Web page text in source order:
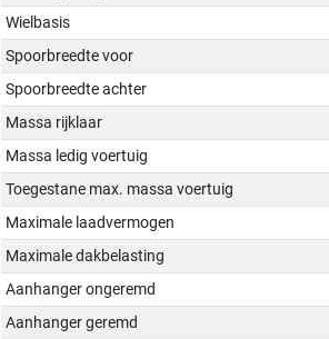
Wielbasis
Spoorbreedte voor
Spoorbreedte achter
Massa rijklaar
Massa ledig voertuig
Toegestane max. massa voertuig
Maximale laadvermogen
Maximale dakbelasting
Aanhanger ongeremd
Aanhanger geremd